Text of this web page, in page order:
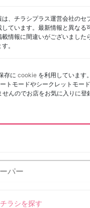
は、チラシプラス運営会社のセ
ています。最新情報と異なる
載情報に間違いがございました
。
存に cookie を利用しています。
トモードやシークレットモー
んのでお店をお気に入りに登
ラシを探す